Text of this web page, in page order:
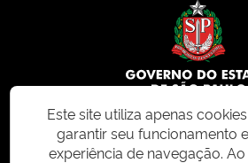
© 2026 CMS.SP.GOV.BR. Todos os
Este site utiliza apenas
garantir seu funcionamento
experiência de navegação.